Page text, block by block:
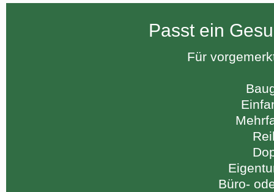
Passt ein
Für
Büro-